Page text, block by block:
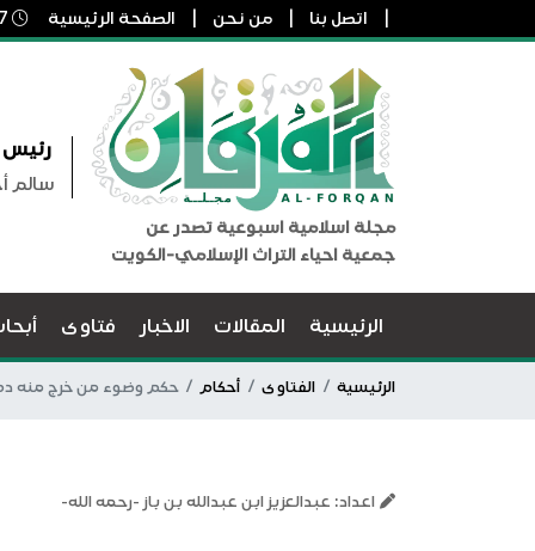
اتصل بنا من نحن الصفحة الرئيسية
مجلة اسلامية اسبوعية تصدر عن
جمعية احياء التراث الإسلامي-الكويت
رئيس
سالم
الرئيسية المقالات الاخبار فتاوى
الرئيسية الفتاوى أحكام حكم وضوء من خرج منه
اعداد: عبدالعزيز ابن عبدالله بن باز -رحمه الله-